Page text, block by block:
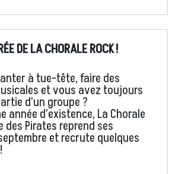
DE LA CHORALE ROCK !
à tue-tête, faire des
et vous avez toujours
d’un groupe ?
année d’existence, La Chorale
des Pirates reprend ses
et recrute quelques